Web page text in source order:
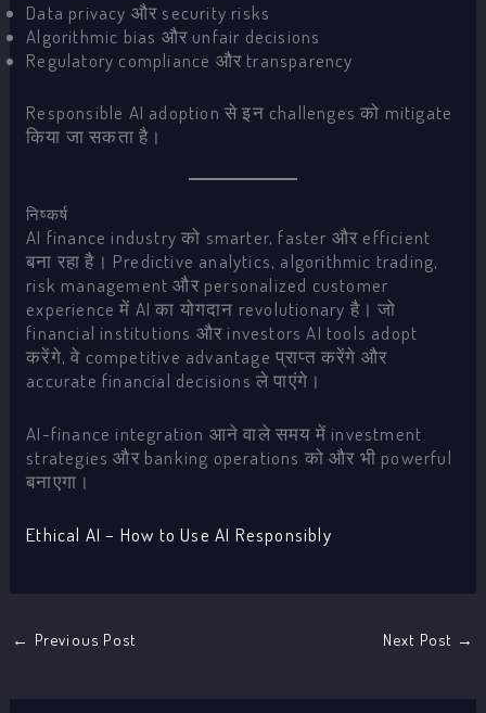
Data privacy और security risks
Algorithmic bias और unfair decisions
Regulatory compliance और transparency
Responsible AI adoption से इन challenges को mitigate
किया जा सकता है।
निष्कर्ष
AI finance industry को smarter, faster और efficient
बना रहा है। Predictive analytics, algorithmic trading,
risk management और personalized customer
experience में AI का योगदान revolutionary है। जो
financial institutions और investors AI tools adopt
करेंगे, वे competitive advantage प्राप्त करेंगे और
accurate financial decisions ले पाएंगे।
AI-finance integration आने वाले समय में investment
strategies और banking operations को और भी powerful
बनाएगा।
Ethical AI – How to Use AI Responsibly
← Previous Post Next Post →